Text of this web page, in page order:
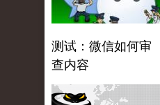
测试：微信如何审
查内容